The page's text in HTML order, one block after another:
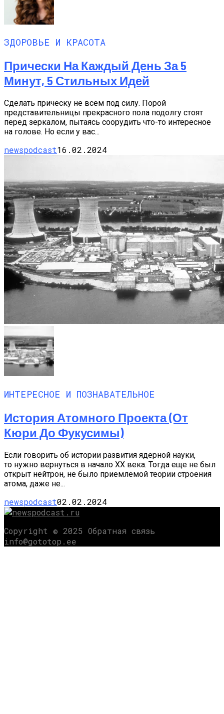
ЗДОРОВЬЕ И КРАСОТА
Прически На Каждый День За 5
Минут, 5 Стильных Идей
Сделать прическу не всем под силу. Порой
представительницы прекрасного пола подолгу стоят
перед зеркалом, пытаясь соорудить что-то интересное
на голове. Но если у вас...
newspodcast16.02.2024
ИНТЕРЕСНОЕ И ПОЗНАВАТЕЛЬНОЕ
История Атомного Проекта (от
Кюри До Фукусимы)
Если говорить об истории развития ядерной науки,
то нужно вернуться в начало XX века. Тогда еще не был
открыт нейтрон, не было приемлемой теории строения
атома, даже не...
newspodcast02.02.2024
Copyright © 2025 Обратная связь
info@gototop.ee